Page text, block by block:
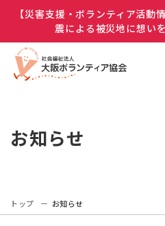
【災害支援・ボランティア活動
震による被災地に想い
お知らせ
トップ お知らせ